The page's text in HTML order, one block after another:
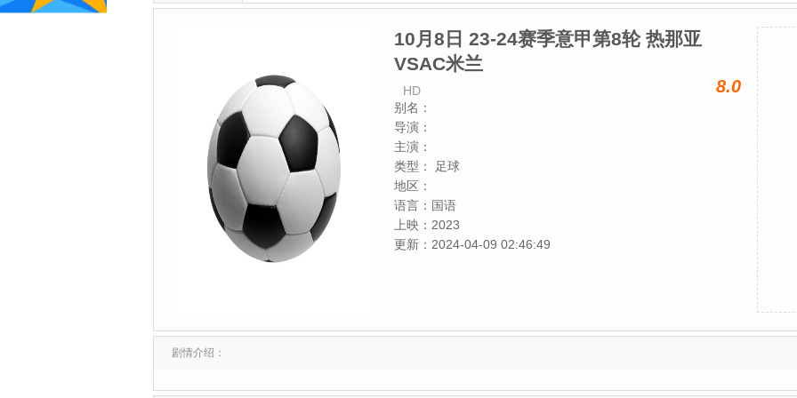
10月8日 23-24赛季意甲第8轮 热那亚
VSAC米兰
HD 8.0
别名：
导演：
主演：
类型：
足球
地区：
语言： 国语
上映： 2023
更新： 2024-04-09 02:46:49
剧情介绍：